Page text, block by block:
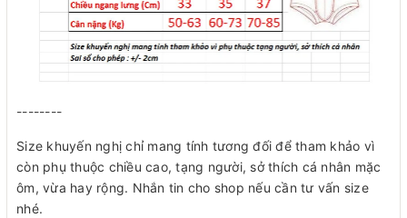
--------
Size khuyến nghị chỉ mang tính tương đối để tham khảo vì
còn phụ thuộc chiều cao, tạng người, sở thích cá nhân mặc
ôm, vừa hay rộng. Nhắn tin cho shop nếu cần tư vấn size
nhé.